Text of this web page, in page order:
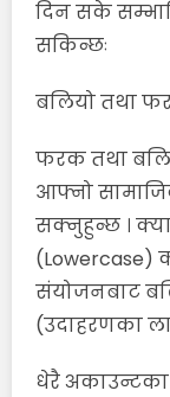
दिन सके
सकिन्छः
बलियो तथा
फरक तथा
आफ्नो
सक्नुहुन्छ ।
(Lowercase)
संयोजनबाट
(उदाहरणका
धेरै अकाउन्टका